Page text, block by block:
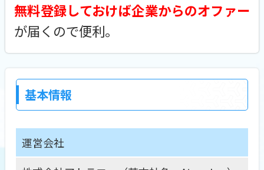
無料登録しておけば企業からのオファー
が届くので便利。
基本情報
運営会社